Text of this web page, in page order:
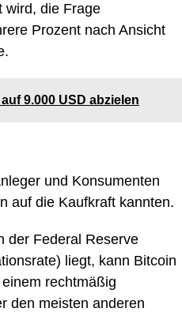
wird, die Frage
Prozent nach Ansicht
9.000 USD abzielen
und Konsumenten
auf die Kaufkraft kannten.
der Federal Reserve
liegt, kann Bitcoin
rechtmäßig
den meisten anderen